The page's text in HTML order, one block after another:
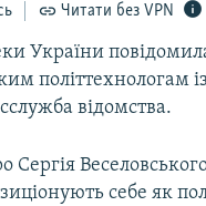
Читати без VPN
України
політтехнологам
відомства.
Сергія
себе як